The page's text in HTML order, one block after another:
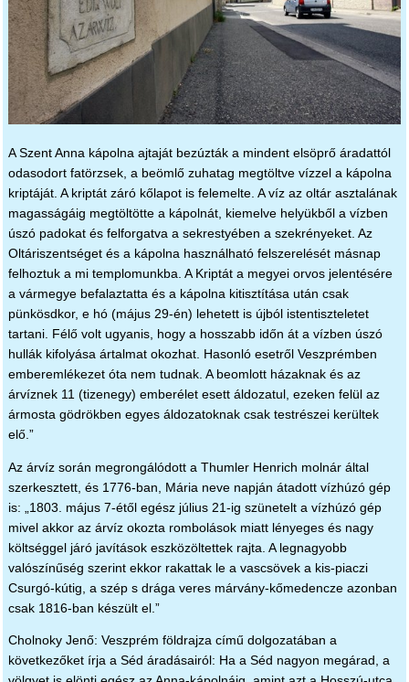
A Szent Anna kápolna ajtaját bezúzták a mindent elsöprő áradattól
odasodort fatörzsek, a beömlő zuhatag megtöltve vízzel a kápolna
kriptáját. A kriptát záró kőlapot is felemelte. A víz az oltár asztalának
magasságáig megtöltötte a kápolnát, kiemelve helyükből a vízben
úszó padokat és felforgatva a sekrestyében a szekrényeket. Az
Oltáriszentséget és a kápolna használható felszerelését másnap
felhoztuk a mi templomunkba. A Kriptát a megyei orvos jelentésére
a vármegye befalaztatta és a kápolna kitisztítása után csak
pünkösdkor, e hó (május 29-én) lehetett is újból istentiszteletet
tartani. Félő volt ugyanis, hogy a hosszabb időn át a vízben úszó
hullák kifolyása ártalmat okozhat. Hasonló esetről Veszprémben
emberemlékezet óta nem tudnak. A beomlott házaknak és az
árvíznek 11 (tizenegy) emberélet esett áldozatul, ezeken felül az
ármosta gödrökben egyes áldozatoknak csak testrészei kerültek
elő.”
Az árvíz során megrongálódott a Thumler Henrich molnár által
szerkesztett, és 1776-ban, Mária neve napján átadott vízhúzó gép
is: „1803. május 7-étől egész július 21-ig szünetelt a vízhúzó gép
mivel akkor az árvíz okozta rombolások miatt lényeges és nagy
költséggel járó javítások eszközöltettek rajta. A legnagyobb
valószínűség szerint ekkor rakattak le a vascsövek a kis-piaczi
Csurgó-kútig, a szép s drága veres márvány-kőmedencze azonban
csak 1816-ban készült el.”
Cholnoky Jenő: Veszprém földrajza című dolgozatában a
következőket írja a Séd áradásairól: Ha a Séd nagyon megárad, a